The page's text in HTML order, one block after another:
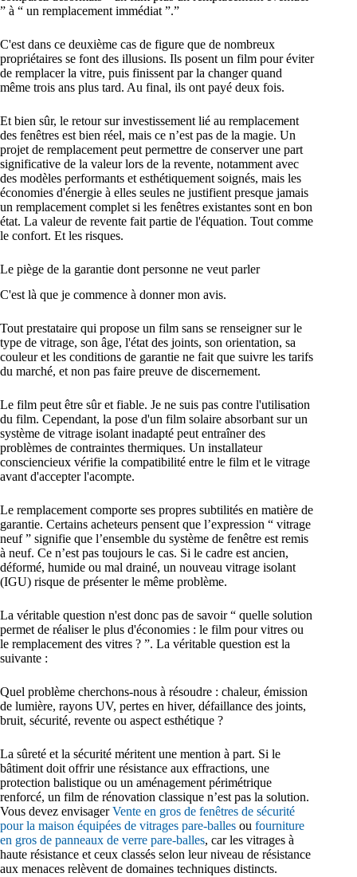
” à “ un remplacement immédiat ”.”
C'est dans ce deuxième cas de figure que de nombreux
propriétaires se font des illusions. Ils posent un film pour éviter
de remplacer la vitre, puis finissent par la changer quand
même trois ans plus tard. Au final, ils ont payé deux fois.
Et bien sûr, le retour sur investissement lié au remplacement
des fenêtres est bien réel, mais ce n’est pas de la magie. Un
projet de remplacement peut permettre de conserver une part
significative de la valeur lors de la revente, notamment avec
des modèles performants et esthétiquement soignés, mais les
économies d'énergie à elles seules ne justifient presque jamais
un remplacement complet si les fenêtres existantes sont en bon
état. La valeur de revente fait partie de l'équation. Tout comme
le confort. Et les risques.
Le piège de la garantie dont personne ne veut parler
C'est là que je commence à donner mon avis.
Tout prestataire qui propose un film sans se renseigner sur le
type de vitrage, son âge, l'état des joints, son orientation, sa
couleur et les conditions de garantie ne fait que suivre les tarifs
du marché, et non pas faire preuve de discernement.
Le film peut être sûr et fiable. Je ne suis pas contre l'utilisation
du film. Cependant, la pose d'un film solaire absorbant sur un
système de vitrage isolant inadapté peut entraîner des
problèmes de contraintes thermiques. Un installateur
consciencieux vérifie la compatibilité entre le film et le vitrage
avant d'accepter l'acompte.
Le remplacement comporte ses propres subtilités en matière de
garantie. Certains acheteurs pensent que l’expression “ vitrage
neuf ” signifie que l’ensemble du système de fenêtre est remis
à neuf. Ce n’est pas toujours le cas. Si le cadre est ancien,
déformé, humide ou mal drainé, un nouveau vitrage isolant
(IGU) risque de présenter le même problème.
La véritable question n'est donc pas de savoir “ quelle solution
permet de réaliser le plus d'économies : le film pour vitres ou
le remplacement des vitres ? ”. La véritable question est la
suivante :
Quel problème cherchons-nous à résoudre : chaleur, émission
de lumière, rayons UV, pertes en hiver, défaillance des joints,
bruit, sécurité, revente ou aspect esthétique ?
La sûreté et la sécurité méritent une mention à part. Si le
bâtiment doit offrir une résistance aux effractions, une
protection balistique ou un aménagement périmétrique
renforcé, un film de rénovation classique n’est pas la solution.
Vous devez envisagerVente en gros de fenêtres de sécurité
pour la maison équipées de vitrages pare-balles ou fourniture
en gros de panneaux de verre pare-balles, car les vitrages à
haute résistance et ceux classés selon leur niveau de résistance
aux menaces relèvent de domaines techniques distincts.